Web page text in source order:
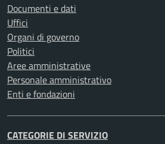
Documenti e dati
Uffici
Organi di governo
Politici
Aree amministrative
Personale amministrativo
Enti e fondazioni
CATEGORIE DI SERVIZIO